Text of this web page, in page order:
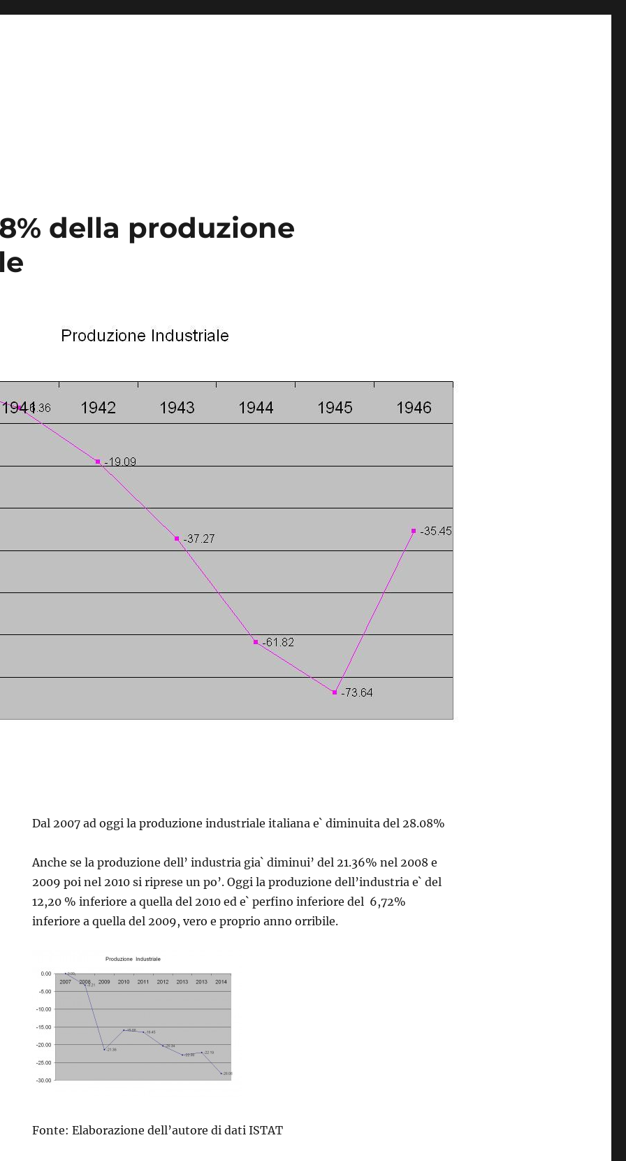
della produzione
Dal 2007 ad oggi la produzione industriale italiana e` diminuita del 28.08%
Anche se la produzione dell’ industria gia` diminui’ del 21.36% nel 2008 e
2009 poi nel 2010 si riprese un po’. Oggi la produzione dell’industria e` del
12,20 % inferiore a quella del 2010 ed e` perfino inferiore del 6,72%
inferiore a quella del 2009, vero e proprio anno orribile.
Fonte: Elaborazione dell’autore di dati ISTAT